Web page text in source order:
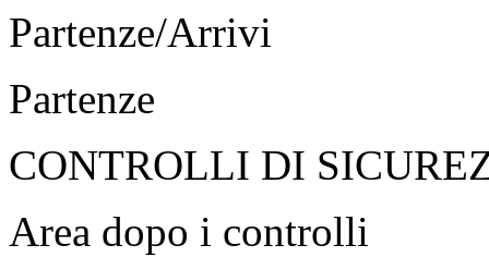
Partenze/Arrivi
Partenze
CONTROLLI DI
Area dopo i controlli